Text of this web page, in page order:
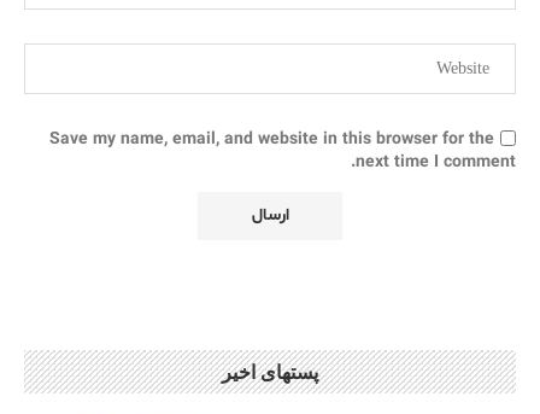
Save my name, email, and website in this browser for the
next time I comment.
پستهای اخیر